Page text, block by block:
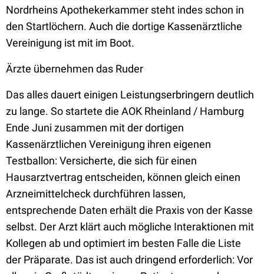
Nordrheins Apothekerkammer steht indes schon in
den Startlöchern. Auch die dortige Kassenärztliche
Vereinigung ist mit im Boot.
Ärzte übernehmen das Ruder
Das alles dauert einigen Leistungserbringern deutlich
zu lange. So startete die AOK Rheinland / Hamburg
Ende Juni zusammen mit der dortigen
Kassenärztlichen Vereinigung ihren eigenen
Testballon: Versicherte, die sich für einen
Hausarztvertrag entscheiden, können gleich einen
Arzneimittelcheck durchführen lassen,
entsprechende Daten erhält die Praxis von der Kasse
selbst. Der Arzt klärt auch mögliche Interaktionen mit
Kollegen ab und optimiert im besten Falle die Liste
der Präparate. Das ist auch dringend erforderlich: Vor